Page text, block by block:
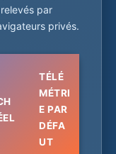
par
privés.
TÉLÉ
MÉTRI
E PAR
DÉFA
UT